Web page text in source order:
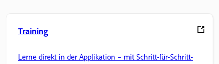
Training
Lerne direkt in der Applikation – mit Schritt-für-Schritt-